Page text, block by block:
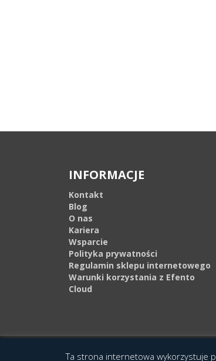
INFORMACJE
Kontakt
Blog
O nas
Kariera
Wsparcie
Polityka prywatności
Regulamin sklepu internetowego
Warunki korzystania z Efento
Cloud
© 2016 Copyright by Efento. All rights reserved.
Ta strona internetowa wykorzystuje